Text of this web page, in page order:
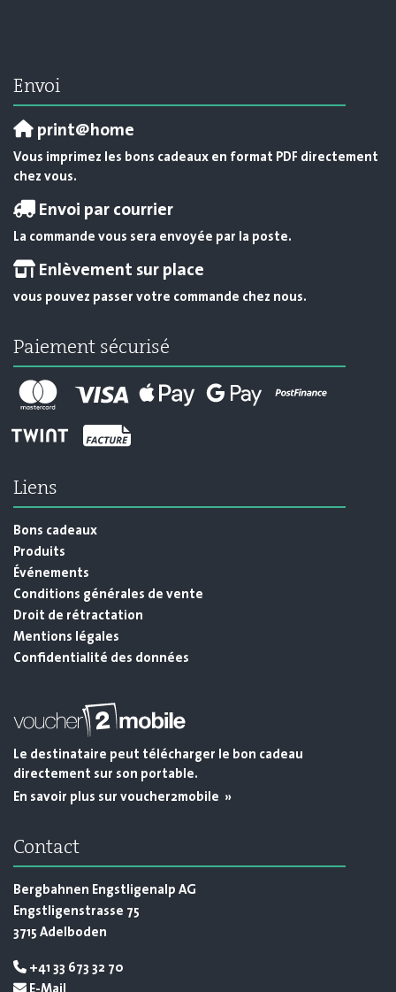
Envoi
print@home
Vous imprimez les bons cadeaux en format PDF directement
chez vous.
Envoi par courrier
La commande vous sera envoyée par la poste.
Enlèvement sur place
vous pouvez passer votre commande chez nous.
Paiement sécurisé
Liens
Bons cadeaux
Produits
Événements
Conditions générales de vente
Droit de rétractation
Mentions légales
Confidentialité des données
Le destinataire peut télécharger le bon cadeau
directement sur son portable.
En savoir plus sur voucher2mobile »
Contact
Bergbahnen Engstligenalp AG
Engstligenstrasse 75
3715 Adelboden
+41 33 673 32 70